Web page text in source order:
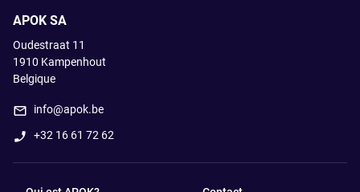
APOK SA
Oudestraat 11
1910 Kampenhout
Belgique
info@apok.be
+32 16 61 72 62